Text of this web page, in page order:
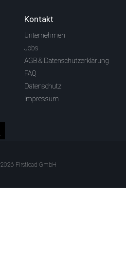
Kontakt
Unternehmen
Jobs
AGB & Datenschutzerklärung
FAQ
Datenschutz
Impressum
Firstlead GmbH